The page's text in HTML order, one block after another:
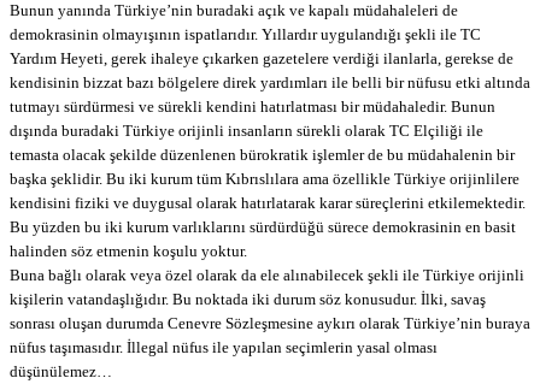
Bunun yanında Türkiye’nin buradaki açık ve kapalı müdahaleleri de
demokrasinin olmayışının ispatlarıdır. Yıllardır uygulandığı şekli ile TC
Yardım Heyeti, gerek ihaleye çıkarken gazetelere verdiği ilanlarla, gerekse de
kendisinin bizzat bazı bölgelere direk yardımları ile belli bir nüfusu etki altında
tutmayı sürdürmesi ve sürekli kendini hatırlatması bir müdahaledir. Bunun
dışında buradaki Türkiye orijinli insanların sürekli olarak TC Elçiliği ile
temasta olacak şekilde düzenlenen bürokratik işlemler de bu müdahalenin bir
başka şeklidir. Bu iki kurum tüm Kıbrıslılara ama özellikle Türkiye orijinlilere
kendisini fiziki ve duygusal olarak hatırlatarak karar süreçlerini etkilemektedir.
Bu yüzden bu iki kurum varlıklarını sürdürdüğü sürece demokrasinin en basit
halinden söz etmenin koşulu yoktur.
Buna bağlı olarak veya özel olarak da ele alınabilecek şekli ile Türkiye orijinli
kişilerin vatandaşlığıdır. Bu noktada iki durum söz konusudur. İlki, savaş
sonrası oluşan durumda Cenevre Sözleşmesine aykırı olarak Türkiye’nin buraya
nüfus taşımasıdır. İllegal nüfus ile yapılan seçimlerin yasal olması
düşünülemez…